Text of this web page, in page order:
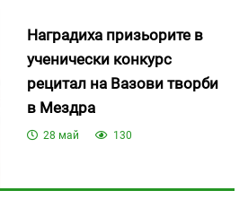
Наградиха призьорите в
ученически конкурс
рецитал на Вазови творби
в Мездра
28 май 130